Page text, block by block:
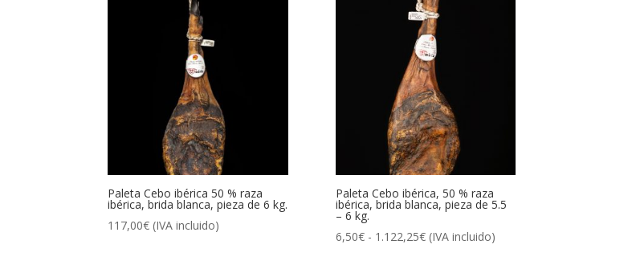
Paleta Cebo ibérica 50 % raza
ibérica, brida blanca, pieza de 6 kg.
117,00€ (IVA incluido)
Paleta Cebo ibérica, 50 % raza
ibérica, brida blanca, pieza de 5.5
– 6 kg.
6,50€ - 1.122,25€Rango
(IVA incluido)